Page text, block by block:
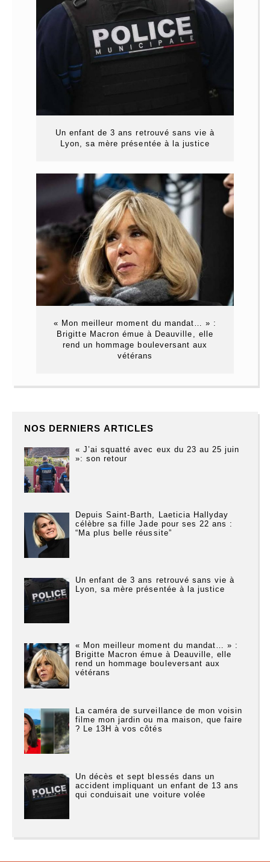
Un enfant de 3 ans retrouvé sans vie à
Lyon, sa mère présentée à la justice
« Mon meilleur moment du mandat… » :
Brigitte Macron émue à Deauville, elle
rend un hommage bouleversant aux
vétérans
NOS DERNIERS ARTICLES
« J’ai squatté avec eux du 23 au 25 juin
»: son retour
Depuis Saint-Barth, Laeticia Hallyday
célèbre sa fille Jade pour ses 22 ans :
“Ma plus belle réussite”
Un enfant de 3 ans retrouvé sans vie à
Lyon, sa mère présentée à la justice
« Mon meilleur moment du mandat… » :
Brigitte Macron émue à Deauville, elle
rend un hommage bouleversant aux
vétérans
La caméra de surveillance de mon voisin
filme mon jardin ou ma maison, que faire
? Le 13H à vos côtés
Un décès et sept blessés dans un
accident impliquant un enfant de 13 ans
qui conduisait une voiture volée